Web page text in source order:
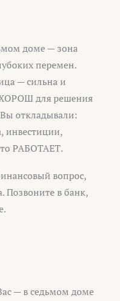
доме — зона
перемен.
— сильна и
для решения
откладывали:
инвестиции,
РАБОТАЕТ.
вопрос,
Позвоните в банк,
— в седьмом доме